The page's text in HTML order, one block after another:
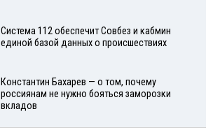
Система 112 обеспечит Совбез и кабмин
единой базой данных о происшествиях
Константин Бахарев — о том, почему
россиянам не нужно бояться заморозки
вкладов